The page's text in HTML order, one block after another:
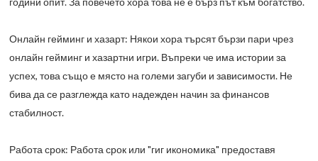
Онлайн гейминг и хазарт: Някои хора търсят бързи пари чрез
онлайн гейминг и хазартни игри. Въпреки че има истории за
успех, това също е място на големи загуби и зависимости. Не
бива да се разглежда като надежден начин за финансов
стабилност.
Работа срок: Работа срок или "гиг икономика" предоставя